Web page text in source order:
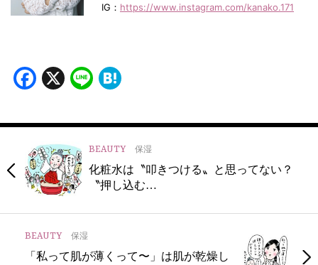
IG： https://www.instagram.com/kanako.171
Facebook
X Line
BEAUTY 保湿
化粧水は〝叩きつける〟と思ってない？
〝押し込む…
BEAUTY 保湿
「私って肌が薄くって〜」は肌が乾燥し